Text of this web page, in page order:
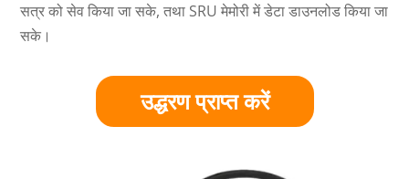
सत्र को सेव किया जा सके, तथा SRU मेमोरी में डेटा डाउनलोड किया जा
सके।
उद्धरण प्राप्त करें